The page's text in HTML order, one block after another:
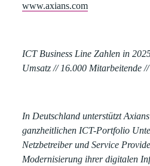
www.axians.com
ICT Business Line Zahlen in
Umsatz // 16.000 Mitarbeitende
In Deutschland unterstützt
ganzheitlichen ICT-Portfolio
Netzbetreiber und Service
Modernisierung ihrer digitalen